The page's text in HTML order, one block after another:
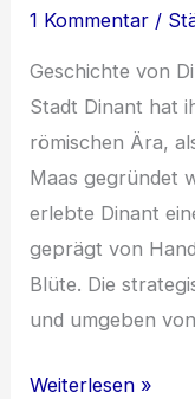
1 Kommentar /
Geschichte von
Stadt Dinant hat
römischen Ära,
Maas gegründet
erlebte Dinant
geprägt von
Blüte. Die
und umgeben
Die
Weiterlesen »